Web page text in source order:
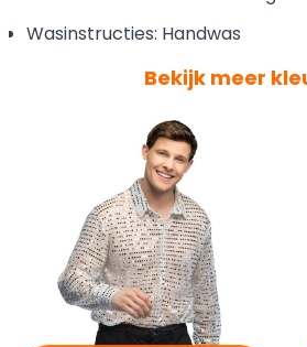
Wasinstructies: Handwas
Bekijk meer